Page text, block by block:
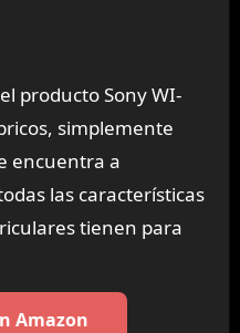
producto Sony WI-
simplemente
encuentra a
las características
tienen para
Amazon